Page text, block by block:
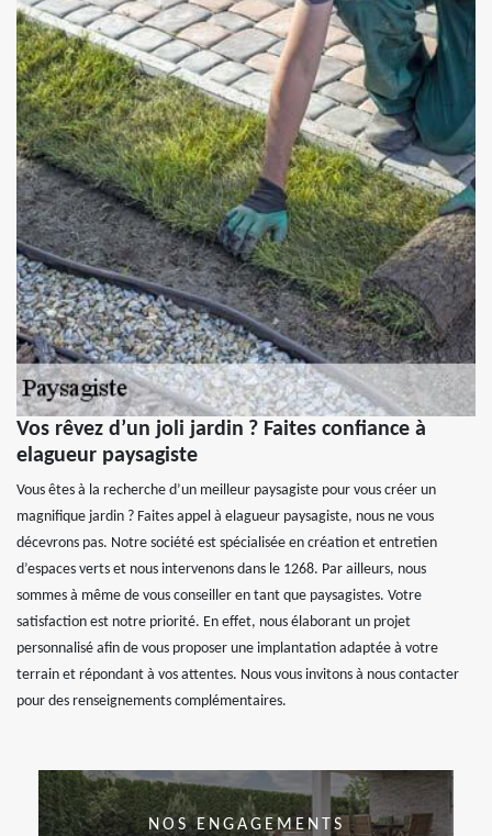
Vos rêvez d’un joli jardin ? Faites confiance à
elagueur paysagiste
Vous êtes à la recherche d’un meilleur paysagiste pour vous créer un
magnifique jardin ? Faites appel à elagueur paysagiste, nous ne vous
décevrons pas. Notre société est spécialisée en création et entretien
d’espaces verts et nous intervenons dans le 1268. Par ailleurs, nous
sommes à même de vous conseiller en tant que paysagistes. Votre
satisfaction est notre priorité. En effet, nous élaborant un projet
personnalisé afin de vous proposer une implantation adaptée à votre
terrain et répondant à vos attentes. Nous vous invitons à nous contacter
pour des renseignements complémentaires.
NOS ENGAGEMENTS